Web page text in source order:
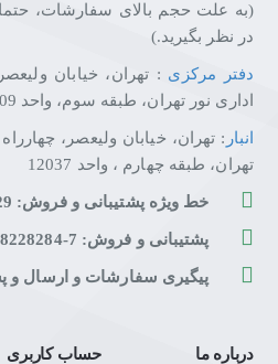
در نظر بگیرید.)
دفتر مرکزی : تهران، خیابان
اداری نور تهران، طبقه سوم، واحد 1509
انبار : تهران، خیابان ولیعصر،
تهران، طبقه چهارم ، واحد 12037
خط ویژه پشتیبانی و فروش: 57129-021
پشتیبانی و فروش: 7-88228284-021
پیگیری سفارشات و ارسال و پشتیبانی:
درباره ما حساب کاربری